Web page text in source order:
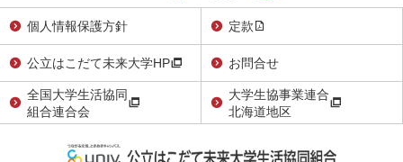
個人情報保護方針
定款
公立はこだて未来大学HP
お問合せ
全国大学生活協同
組合連合会
大学生協事業連合
北海道地区